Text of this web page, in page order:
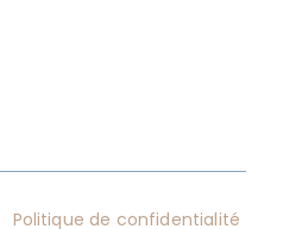
Politique de confidentialité